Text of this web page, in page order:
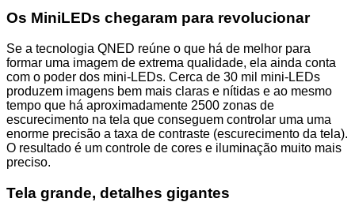
Os MiniLEDs chegaram para revolucionar
Se a tecnologia QNED reúne o que há de melhor para
formar uma imagem de extrema qualidade, ela ainda conta
com o poder dos mini-LEDs. Cerca de 30 mil mini-LEDs
produzem imagens bem mais claras e nítidas e ao mesmo
tempo que há aproximadamente 2500 zonas de
escurecimento na tela que conseguem controlar uma uma
enorme precisão a taxa de contraste (escurecimento da tela).
O resultado é um controle de cores e iluminação muito mais
preciso.
Tela grande, detalhes gigantes